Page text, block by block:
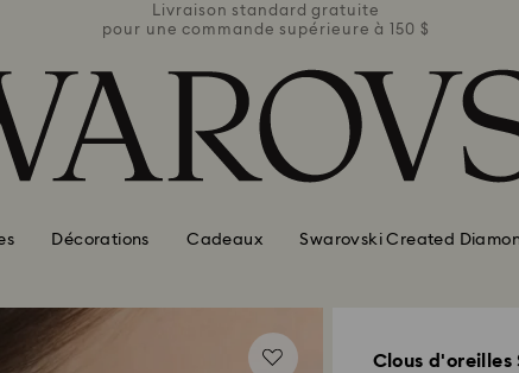
Livraison standard gratuite
pour une commande supérieure à 150 $
pour
Décorations Cadeaux Swarovski Created
Clous d'oreilles